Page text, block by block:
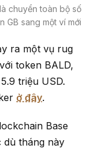
chuyển toàn bộ số
GB sang một ví mới
ra một vụ rug
token BALD,
triệu USD.
ở đây.
Base
dù tháng này